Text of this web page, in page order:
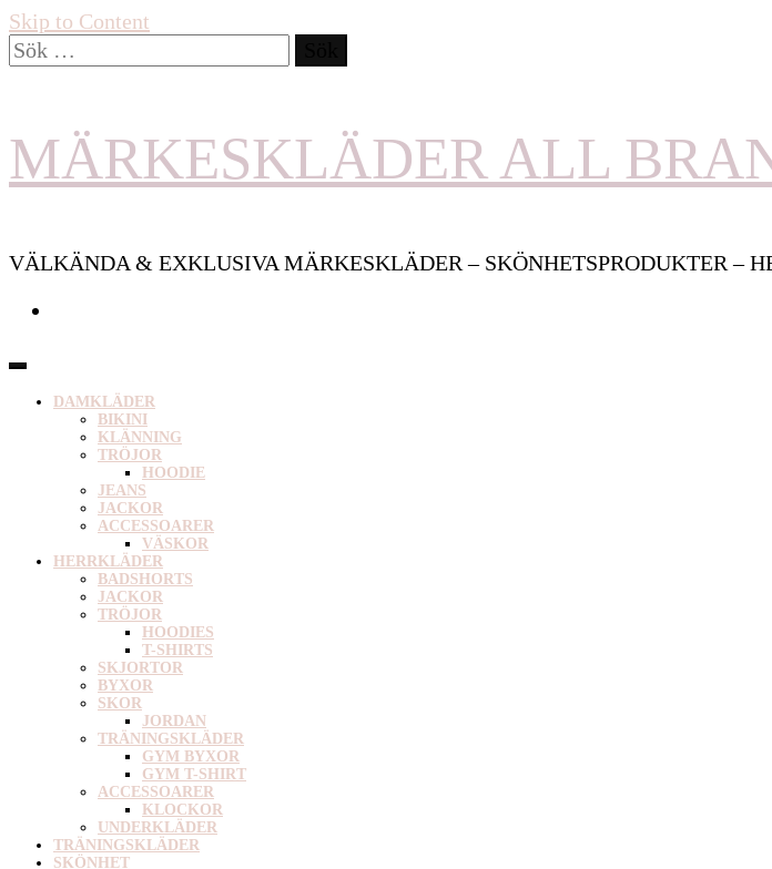
Skip to Content
Sök
efter:
MÄRKESKLÄDER ALL
VÄLKÄNDA & EXKLUSIVA MÄRKESKLÄDER – SKÖNHETSPRODUKTER –
DAMKLÄDER
BIKINI
KLÄNNING
TRÖJOR
HOODIE
JEANS
JACKOR
ACCESSOARER
VÄSKOR
HERRKLÄDER
BADSHORTS
JACKOR
TRÖJOR
HOODIES
T-SHIRTS
SKJORTOR
BYXOR
SKOR
JORDAN
TRÄNINGSKLÄDER
GYM BYXOR
GYM T-SHIRT
ACCESSOARER
KLOCKOR
UNDERKLÄDER
TRÄNINGSKLÄDER
SKÖNHET